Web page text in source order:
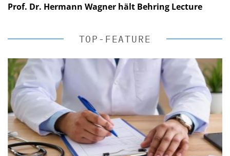
Prof. Dr. Hermann Wagner hält Behring Lecture
TOP-FEATURE